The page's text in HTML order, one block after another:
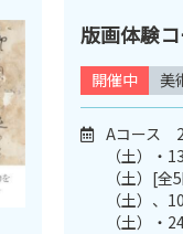
版画体験コ
開催中 美
Aコース
（土）・
（土）[
（土）、
（土）・